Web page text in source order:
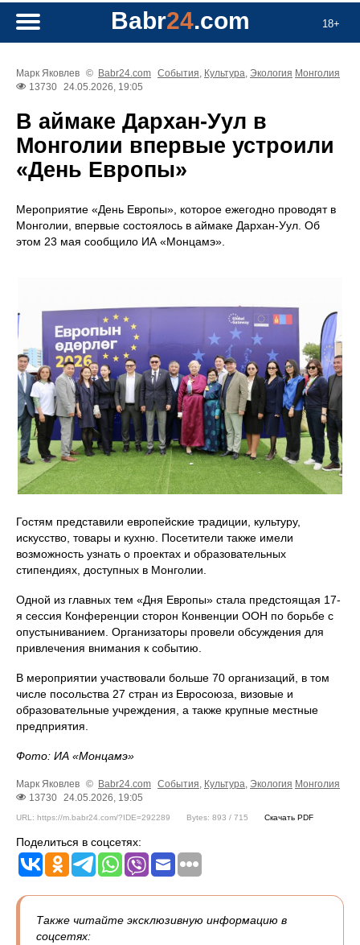
18+
Babr24.com
Марк Яковлев © Babr24.com События, Культура, Экология Монголия
13730 24.05.2026, 19:05
В аймаке Дархан-Уул в
Монголии впервые устроили
«День Европы»
Мероприятие «День Европы», которое ежегодно проводят в
Монголии, впервые состоялось в аймаке Дархан-Уул. Об
этом 23 мая сообщило ИА «Монцамэ».
Гостям представили европейские традиции, культуру,
искусство, товары и кухню. Посетители также имели
возможность узнать о проектах и образовательных
стипендиях, доступных в Монголии.
Одной из главных тем «Дня Европы» стала предстоящая 17-
я сессия Конференции сторон Конвенции ООН по борьбе с
опустыниванием. Организаторы провели обсуждения для
привлечения внимания к событию.
В мероприятии участвовали больше 70 организаций, в том
числе посольства 27 стран из Евросоюза, визовые и
образовательные учреждения, а также крупные местные
предприятия.
Фото: ИА «Монцамэ»
Марк Яковлев © Babr24.com События, Культура, Экология Монголия
13730 24.05.2026, 19:05
URL: https://m.babr24.com/?IDE=292289 Bytes: 893 / 715 Скачать PDF
Поделиться в соцсетях:
Также читайте эксклюзивную информацию в
соцсетях: